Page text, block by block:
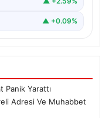
▲ +0.09%
Panik Yarattı
Adresi Ve Muhabbet